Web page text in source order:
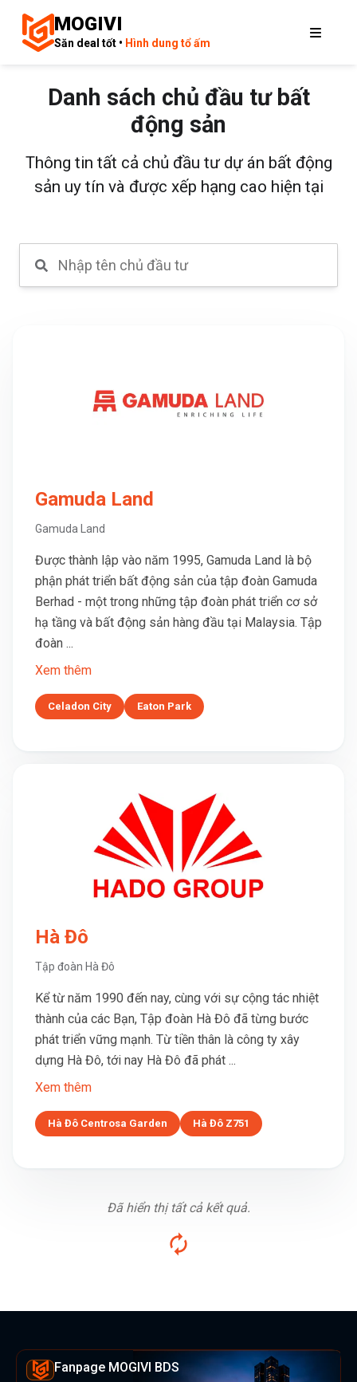
MOGIVI
Săn deal tốt • Hình dung tổ ấm
Danh sách chủ đầu tư bất
động sản
Thông tin tất cả chủ đầu tư dự án bất động
sản uy tín và được xếp hạng cao hiện tại
Gamuda Land
Gamuda Land
Được thành lập vào năm 1995, Gamuda Land là bộ
phận phát triển bất động sản của tập đoàn Gamuda
Berhad - một trong những tập đoàn phát triển cơ sở
hạ tầng và bất động sản hàng đầu tại Malaysia. Tập
đoàn ...
Xem thêm
Celadon City Eaton Park
Hà Đô
Tập đoàn Hà Đô
Kể từ năm 1990 đến nay, cùng với sự cộng tác nhiệt
thành của các Bạn, Tập đoàn Hà Đô đã từng bước
phát triển vững mạnh. Từ tiền thân là công ty xây
dựng Hà Đô, tới nay Hà Đô đã phát ...
Xem thêm
Hà Đô Centrosa Garden Hà Đô Z751
Đã hiển thị tất cả kết quả.
Fanpage MOGIVI BDS